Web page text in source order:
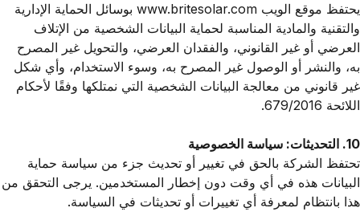
يحتفظ موقع الويب www.britesolar.com بوسائل الحماية الإدارية
والتقنية والمادية المناسبة لحماية البيانات الشخصية من الإتلاف
العرضي أو غير القانوني، والفقدان العرضي، والتحويل غير المصرح
به، والنشر أو الوصول غير المصرح به، وسوء الاستخدام، وأي شكل
غير قانوني من معالجة البيانات الشخصية التي نمتلكها وفقًا لأحكام
اللائحة 679/2016.
10. التحديثات: سياسة الخصوصية
تحتفظ الشركة بالحق في تغيير أو تحديث جزء من سياسة حماية
البيانات هذه في أي وقت دون إخطار المستخدمين. يرجى التحقق من
هذا بانتظام لمعرفة أي تغييرات أو تحديثات في السياسة.